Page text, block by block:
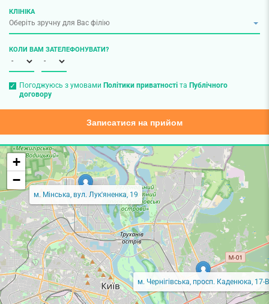
КЛІНІКА
КОЛИ ВАМ ЗАТЕЛЕФОНУВАТИ?
Погоджуюсь з умовами Політики приватностіта Публічного
договору
Записатися на прийом
м. Мінська, вул. Лук'яненка, 19
м. Чернігівська, просп. Каденюка, 17-В
+
−